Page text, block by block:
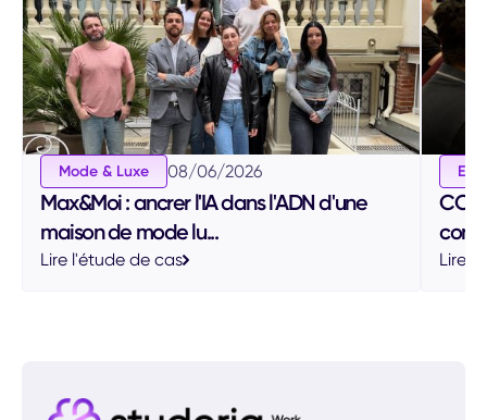
Mode & Luxe 08/06/2026
Max&Moi : ancrer l'IA dans l'ADN d'une
maison de mode lu...
Lire l'étude de cas
CCI
Lire